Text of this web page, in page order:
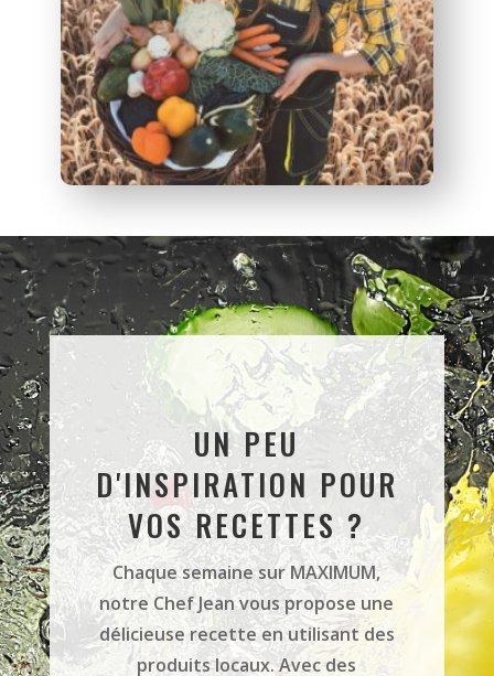
UN PEU
D'INSPIRATION POUR
VOS RECETTES ?
Chaque semaine sur MAXIMUM,
notre Chef Jean vous propose une
délicieuse recette en utilisant des
produits locaux.Avec des